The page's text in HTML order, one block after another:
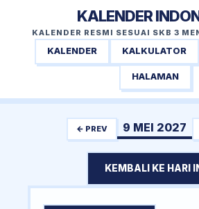
KALENDER
KALENDER RESMI SESUAI SKB 3
KALENDER KALKULATOR
HALAMAN
← PREV 9 MEI 2027
KEMBALI KE HARI